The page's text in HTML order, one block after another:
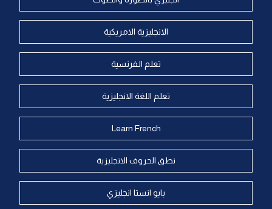
الانجليزية الامريكية
تعلم الفرنسية
تعلم اللغة الانجليزية
Learn French
نطق الحروف الانجليزية
بايو انستا انجليزي